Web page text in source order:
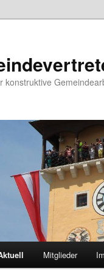
konstruktive
Mitglieder